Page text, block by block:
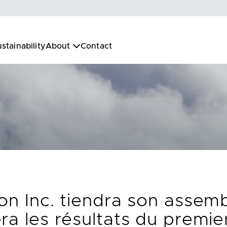
About Contact
Inc. tiendra son
les résultats du